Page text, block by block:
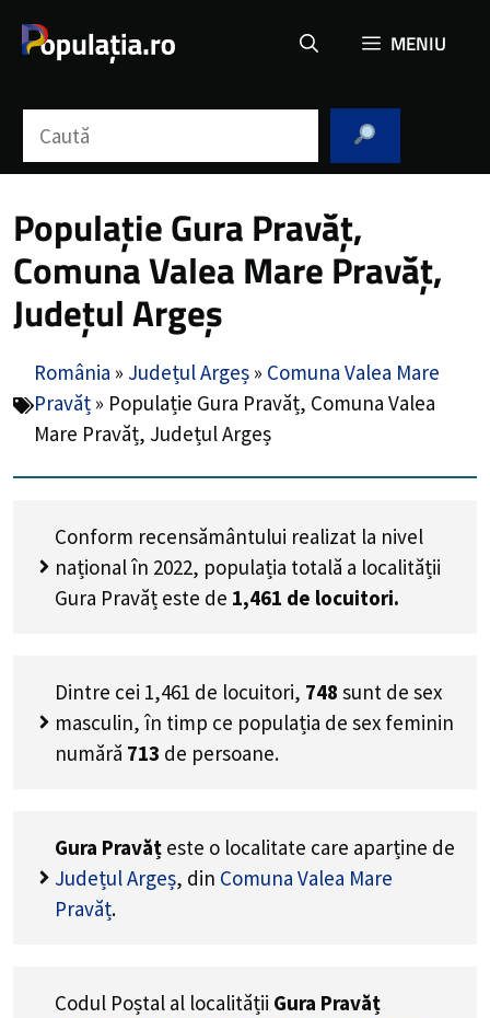
MENIU
Populație Gura Pravăț,
Comuna Valea Mare Pravăț,
Județul Argeș
România » Județul Argeș » Comuna Valea Mare
Pravăț » Populație Gura Pravăț, Comuna Valea
Mare Pravăț, Județul Argeș
Conform recensământului realizat la nivel
național în 2022, populația totală a localității
Gura Pravăț este de 1,461 de locuitori.
Dintre cei 1,461 de locuitori, 748 sunt de sex
masculin, în timp ce populația de sex feminin
numără 713 de persoane.
Gura Pravăț este o localitate care aparține de
Județul Argeș, din Comuna Valea Mare
Pravăț.
Codul Poștal al localității Gura Pravăț